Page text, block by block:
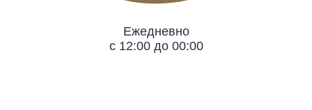
Ежедневно
с 12:00 до 00:00